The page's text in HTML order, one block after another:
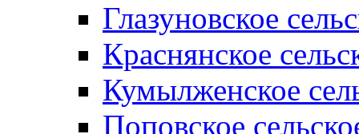
Глазуновское
Краснянское
Кумылженское
Поповское